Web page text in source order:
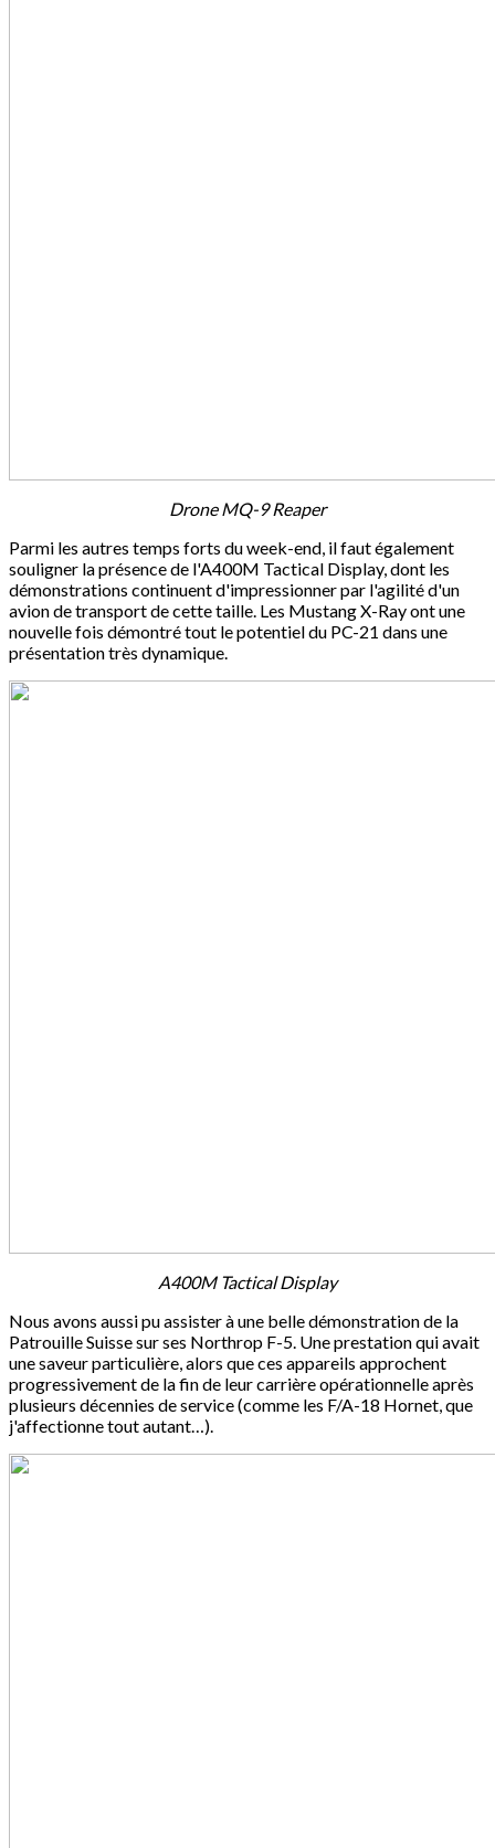
Drone MQ-9 Reaper
Parmi les autres temps forts du week-end, il faut également
souligner la présence de l'A400M Tactical Display, dont les
démonstrations continuent d'impressionner par l'agilité d'un
avion de transport de cette taille. Les Mustang X-Ray ont une
nouvelle fois démontré tout le potentiel du PC-21 dans une
présentation très dynamique.
A400M Tactical Display
Nous avons aussi pu assister à une belle démonstration de la
Patrouille Suisse sur ses Northrop F-5. Une prestation qui avait
une saveur particulière, alors que ces appareils approchent
progressivement de la fin de leur carrière opérationnelle après
plusieurs décennies de service (comme les F/A-18 Hornet, que
j'affectionne tout autant…).